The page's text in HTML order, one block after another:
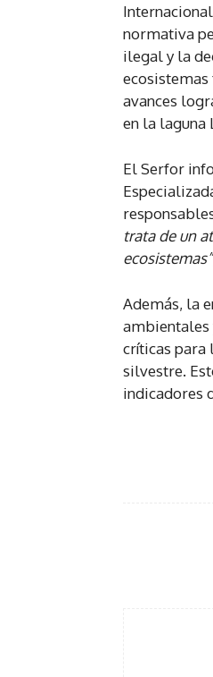
normativa
ilegal y la
ecosistemas
avances
en la laguna
El Serfor
trata de un
Además, la
ambientales
críticas para
silvestre.
indicadores